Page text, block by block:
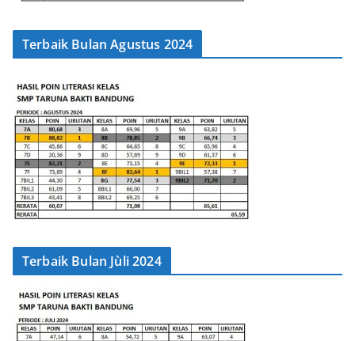
Terbaik Bulan Agustus 2024
Terbaik Bulan Jùli 2024